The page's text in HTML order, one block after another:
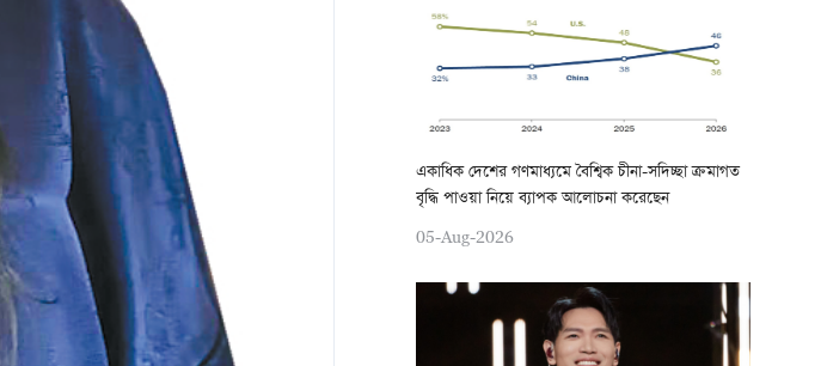
একাধিক দেশের গণমাধ্যমে বৈশ্বিক চীনা-সদিচ্ছা ক্রমাগত
বৃদ্ধি পাওয়া নিয়ে ব্যাপক আলোচনা করেছেন
05-Aug-2026